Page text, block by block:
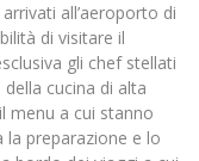
all’aeroporto di
di visitare il
gli chef stellati
cucina di alta
menu a cui stanno
preparazione e lo